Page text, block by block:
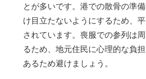
とが多いです。港での散骨の準
け目立たないようにするため、
されています。喪服での参列は
るため、地元住民に心理的な負
あるため避けましょう。